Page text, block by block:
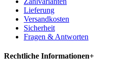
Lieferung
Versandkosten
Sicherheit
Fragen & Antworten
Rechtliche Informationen+